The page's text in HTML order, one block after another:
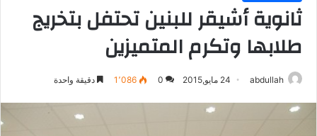
ثانوية أشيقر للبنين تحتفل بتخريج
طلابها وتكرم المتميزين
abdullah 24 مايو,2015 0 1٬086 دقيقة واحدة